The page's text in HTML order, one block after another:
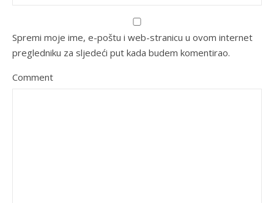
Spremi moje ime, e-poštu i web-stranicu u ovom internet
pregledniku za sljedeći put kada budem komentirao.
Comment